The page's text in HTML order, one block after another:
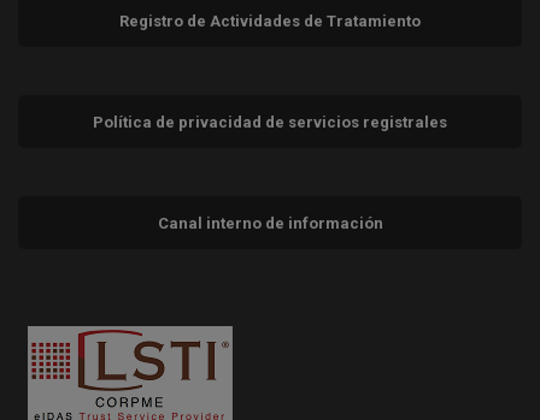
Registro de Actividades de Tratamiento
Política de privacidad de servicios registrales
Canal interno de información